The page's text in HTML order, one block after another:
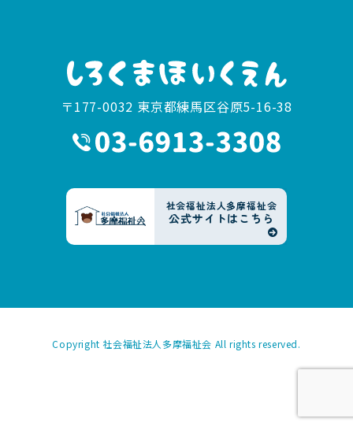
〒177-0032 東京都練馬区谷原5-16-38
社会福祉法人多摩福祉会
公式サイトはこちら
Copyright 社会福祉法人多摩福祉会 All rights reserved.